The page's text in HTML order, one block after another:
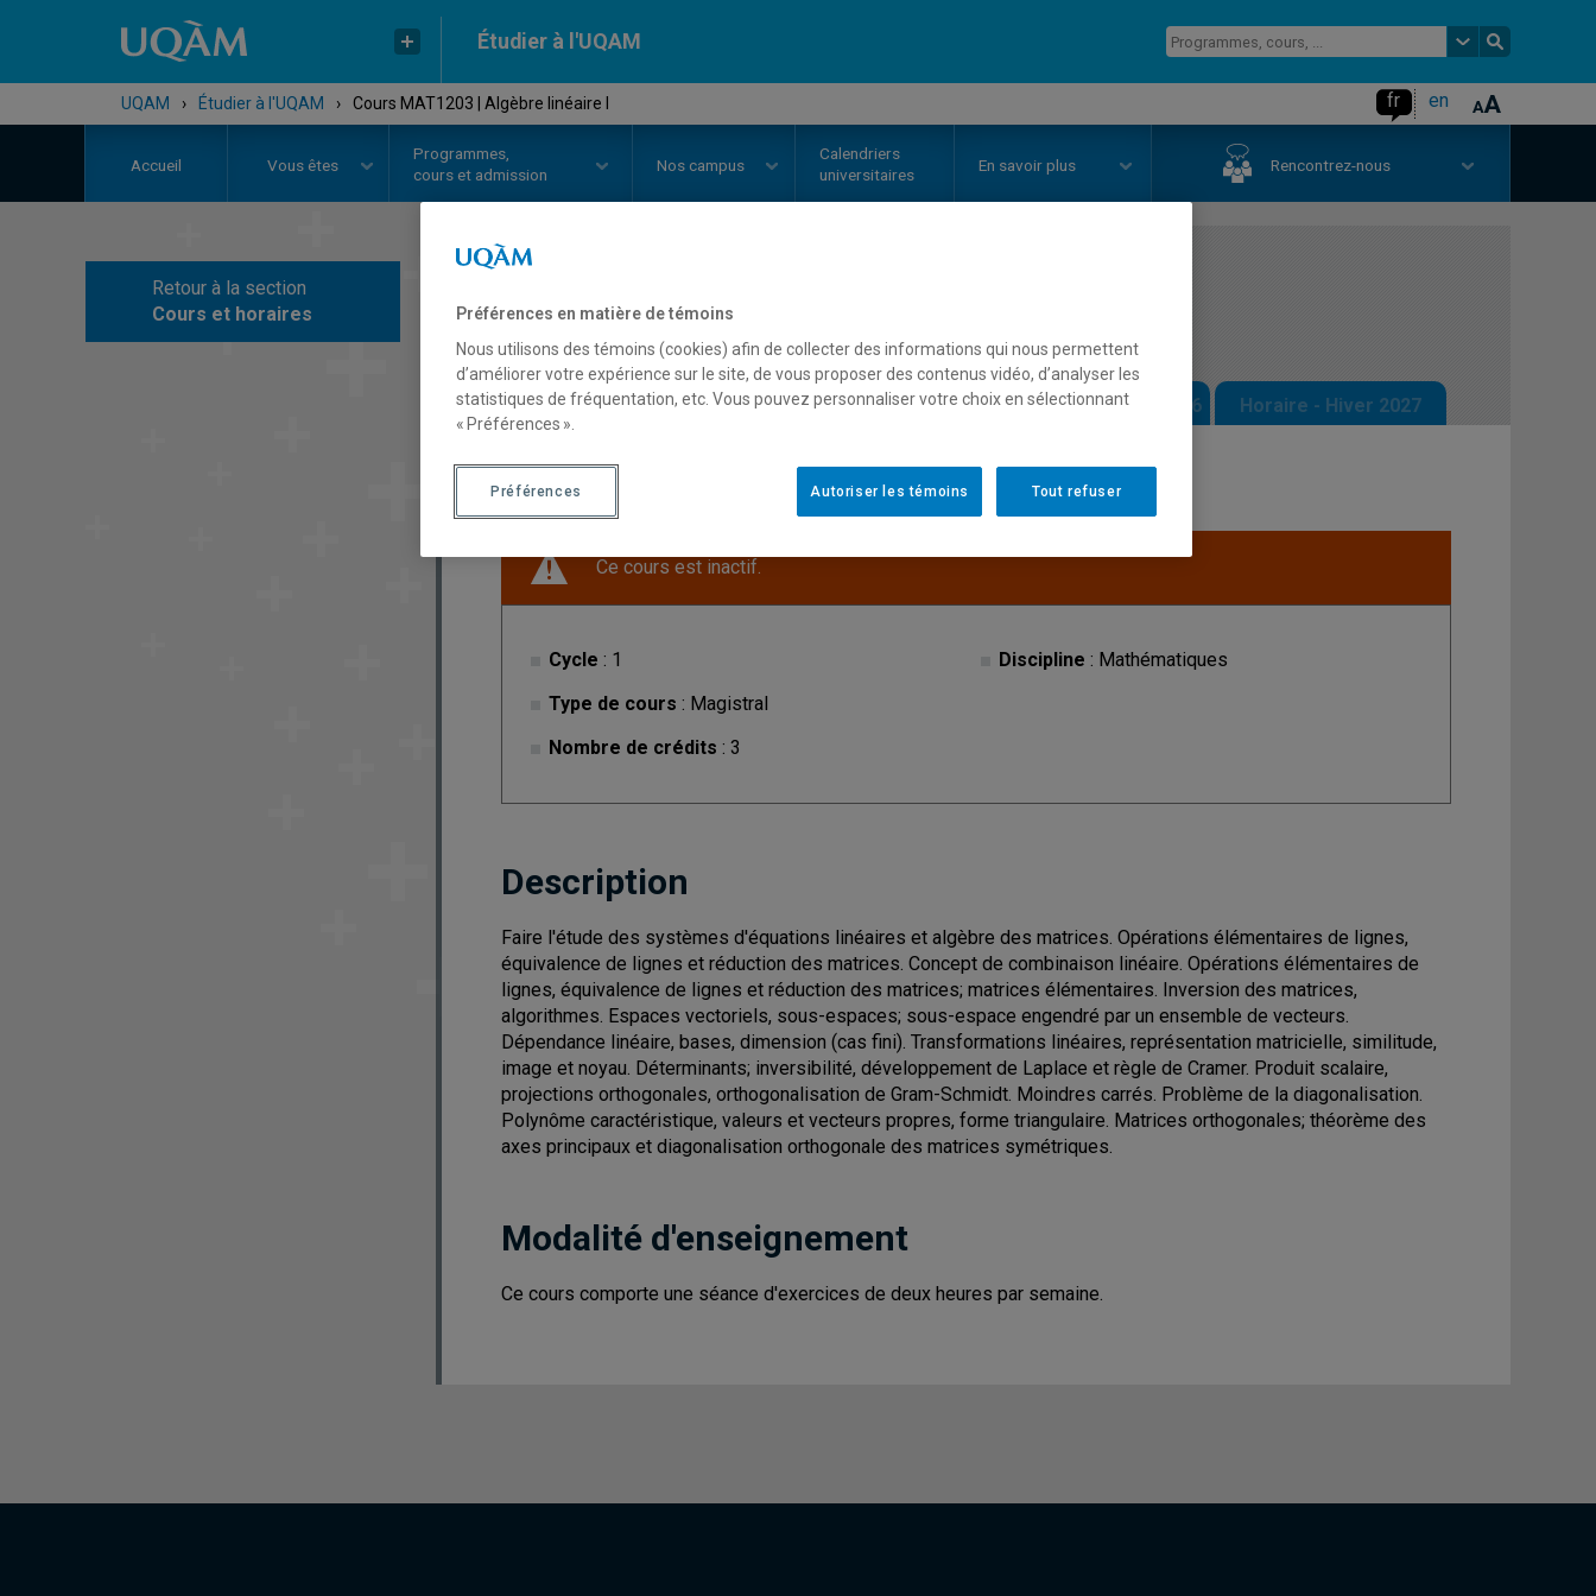
Étudier à l'UQAM
UQAM › Étudier à l'UQAM › Cours MAT1203 | Algèbre linéaire I fr en
Accueil Vous êtes
Programmes,
cours et admission
Nos campus
Calendriers
universitaires
En savoir plus Rencontrez-nous
Retour à la section
Cours et horaires
COURS// MAT1203
Description Horaire - Été 2026 Horaire - Automne 2026 Horaire - Hiver 2027
Ce cours est inactif.
Cycle : 1
Type de cours : Magistral
Nombre de crédits : 3
Discipline : Mathématiques
Description
Faire l'étude des systèmes d'équations linéaires et algèbre des matrices. Opérations élémentaires de lignes,
équivalence de lignes et réduction des matrices. Concept de combinaison linéaire. Opérations élémentaires de
lignes, équivalence de lignes et réduction des matrices; matrices élémentaires. Inversion des matrices,
algorithmes. Espaces vectoriels, sous-espaces; sous-espace engendré par un ensemble de vecteurs.
Dépendance linéaire, bases, dimension (cas fini). Transformations linéaires, représentation matricielle, similitude,
image et noyau. Déterminants; inversibilité, développement de Laplace et règle de Cramer. Produit scalaire,
projections orthogonales, orthogonalisation de Gram-Schmidt. Moindres carrés. Problème de la diagonalisation.
Polynôme caractéristique, valeurs et vecteurs propres, forme triangulaire. Matrices orthogonales; théorème des
axes principaux et diagonalisation orthogonale des matrices symétriques.
Modalité d'enseignement
Ce cours comporte une séance d'exercices de deux heures par semaine.
Préférences en matière de témoins
Nous utilisons des témoins (cookies) afin de collecter des informations qui nous permettent
d’améliorer votre expérience sur le site, de vous proposer des contenus vidéo, d’analyser les
statistiques de fréquentation, etc. Vous pouvez personnaliser votre choix en sélectionnant
« Préférences ».
Tout refuser
Autoriser les témoins
Préférences